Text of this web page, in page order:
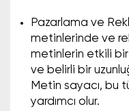
Pazarlama ve
metinlerinde ve
metinlerin etkili
ve belirli bir
Metin sayacı, bu
yardımcı olur.